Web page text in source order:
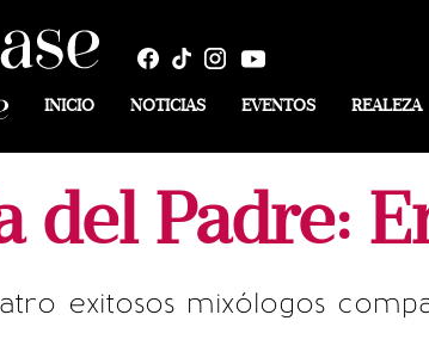
INICIO NOTICIAS EVENTOS REALEZA
del Padre:
exitosos mixólogos